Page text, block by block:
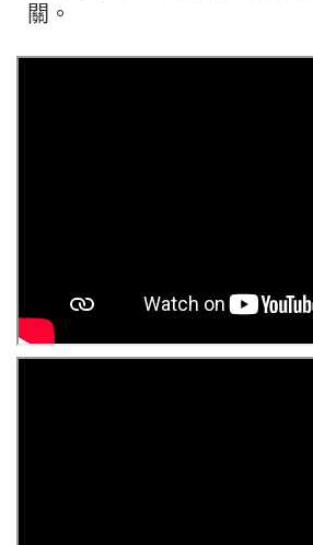
關。